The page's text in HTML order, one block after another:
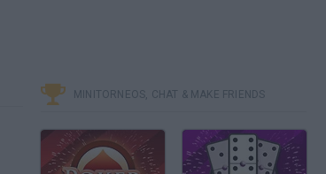
MINITORNEOS, CHAT & MAKE FRIENDS